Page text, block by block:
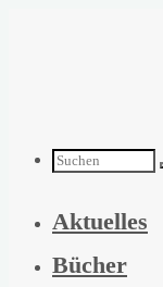
Suchen
nach:
Aktuelles
Bücher